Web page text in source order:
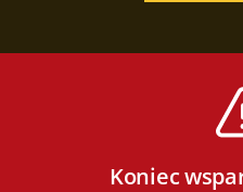
Koniec